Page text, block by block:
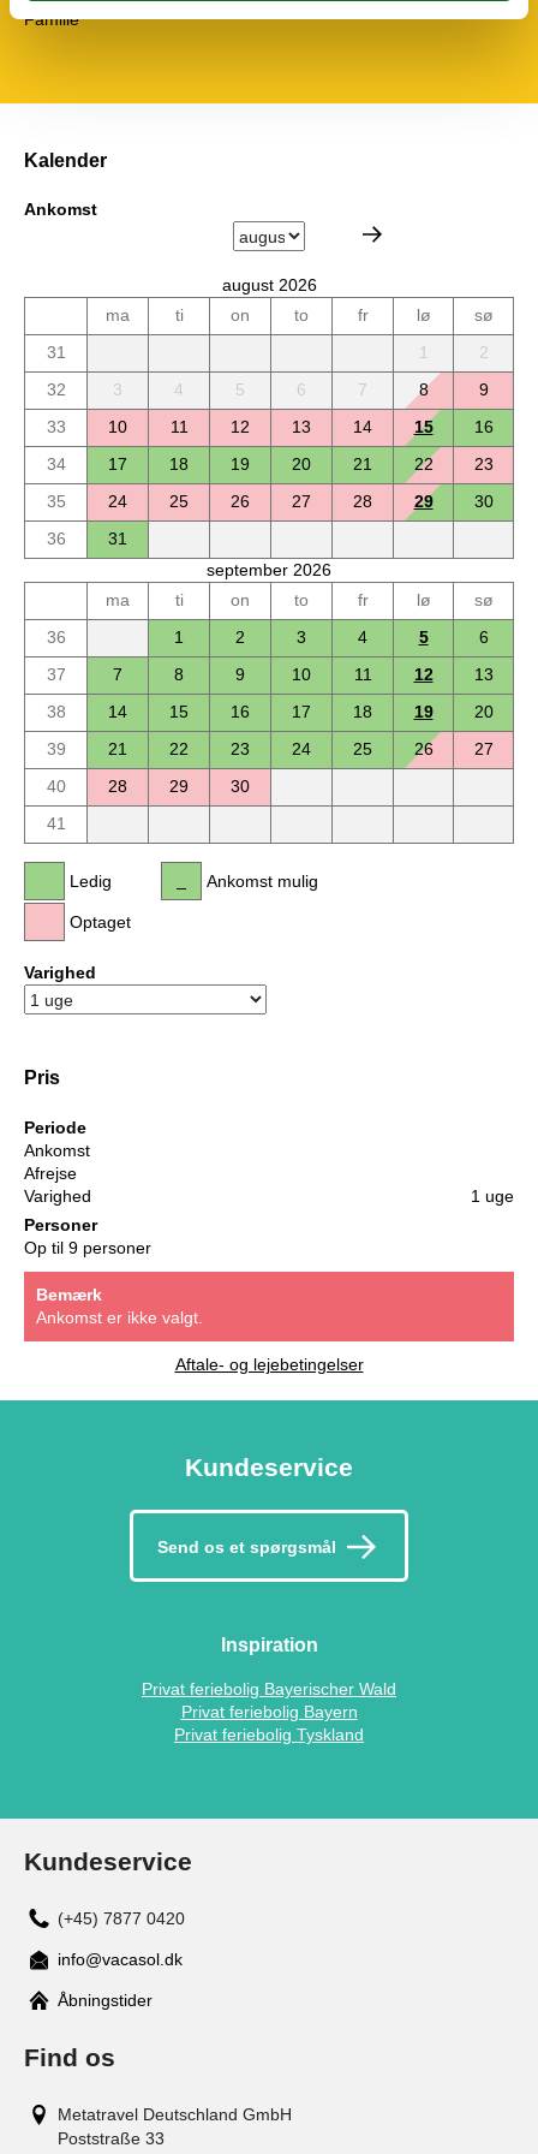
Familie
Kalender
Ankomst
august 2026
ma
ti on to fr lø
sø
31
1
2
32
3 4 5 6 7 8
9
33
10 11 12 13 14 15
16
34
17 18 19 20 21 22
23
35
24 25 26 27 28 29
30
36
31
september 2026
ma
ti on to fr lø
sø
36
1 2 3 4 5
6
37
7 8 9 10 11 12
13
38
14 15 16 17 18 19
20
39
21 22 23 24 25 26
27
40
28 29
30
41
Ledig
Optaget
Ankomst mulig
Varighed
Pris
Periode
Ankomst
Afrejse
Varighed
1 uge
Personer
Op til 9 personer
Bemærk
Ankomst er ikke valgt.
Aftale- og lejebetingelser
Kundeservice
Send os et spørgsmål
Inspiration
Privat feriebolig Bayerischer Wald
Privat feriebolig Bayern
Privat feriebolig Tyskland
Kundeservice
(+45) 7877 0420
info@vacasol.dk
Åbningstider
Find os
Metatravel Deutschland GmbH
Poststraße 33